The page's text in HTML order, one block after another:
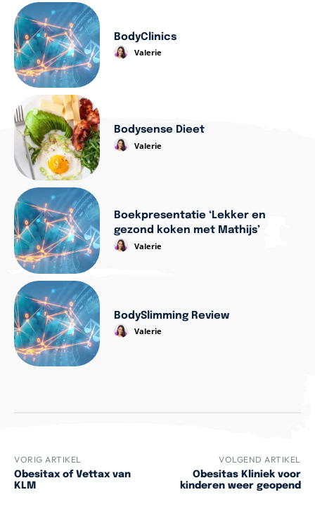
BodyClinics
Valerie
Bodysense Dieet
Valerie
Boekpresentatie ‘Lekker en
gezond koken met Mathijs’
Valerie
BodySlimming Review
Valerie
VORIG ARTIKEL
Obesitax of Vettax van
KLM
VOLGEND ARTIKEL
Obesitas Kliniek voor
kinderen weer geopend